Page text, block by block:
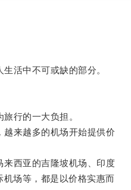
活中不可或缺的部分。
行的一大负担。
来越多的机场开始提供价
西亚的吉隆坡机场、印度
场等，都是以价格实惠而